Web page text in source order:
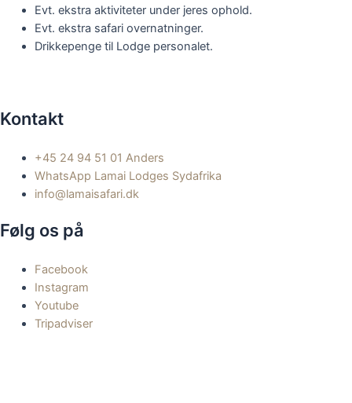
Evt. ekstra aktiviteter under jeres ophold.
Evt. ekstra safari overnatninger.
Drikkepenge til Lodge personalet.
Kontakt
+45 24 94 51 01 Anders
WhatsApp Lamai Lodges Sydafrika
info@lamaisafari.dk
Følg os på
Facebook
Instagram
Youtube
Tripadviser